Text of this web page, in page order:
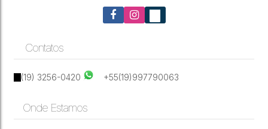
Contatos
(19) 3256-0420 +55(19)997790063
Onde Estamos